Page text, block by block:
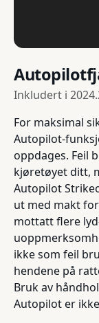
Inkludert i
For maksimal
Autopilot-
oppdages. Feil
kjøretøyet ditt,
Autopilot
ut med makt
mottatt flere
ikke som feil
hendene på
Bruk av
Autopilot er